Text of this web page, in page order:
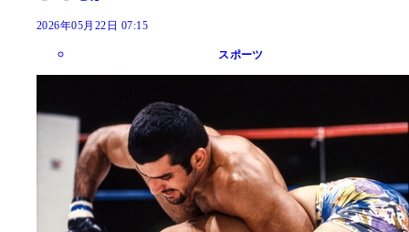
2026年05月22日 07:15
スポーツ